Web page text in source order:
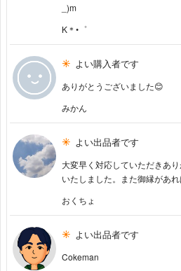
_)m
K＊•゜
よい購入者です
ありがとうございました😊
みかん
よい出品者です
大変早く対応していただきあ
いたしました。また御縁があ
おくちょ
よい出品者です
Cokeman